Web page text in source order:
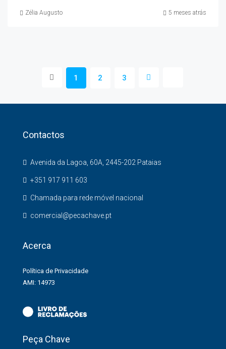
Zélia Augusto 5 meses atrás
1 2 3
Contactos
Avenida da Lagoa, 60A, 2445-202 Pataias
+351 917 911 603
Chamada para rede móvel nacional
comercial@pecachave.pt
Acerca
Política de Privacidade
AMI: 14973
Peça Chave